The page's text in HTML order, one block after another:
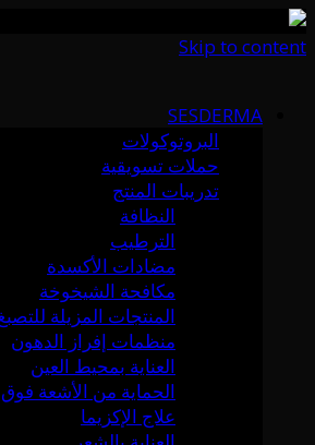
Skip to content
SESDERMA
البروتوكولات
حملات تسويقية
تدريبات المنتج
النظافة
الترطيب
مضادات الأكسدة
مكافحة الشيخوخة
المنتجات المزيلة
منظمات إفراز الدهون
العناية بمحيط العين
الحماية من الأشعة
علاج الإكزيما